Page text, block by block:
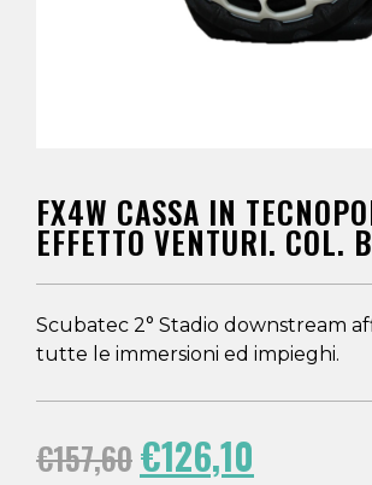
FX4W CASSA IN
EFFETTO VENTURI. COL.
Scubatec 2° Stadio downstream
tutte le immersioni ed impieghi.
€157,60€126,10